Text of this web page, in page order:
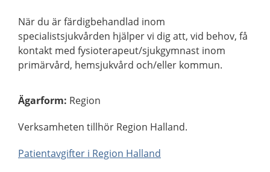
När du är färdigbehandlad inom
specialistsjukvården hjälper vi dig att, vid behov, få
kontakt med fysioterapeut/sjukgymnast inom
primärvård, hemsjukvård och/eller kommun.
Ägarform: Region
Verksamheten tillhör Region Halland.
Patientavgifter i Region Halland